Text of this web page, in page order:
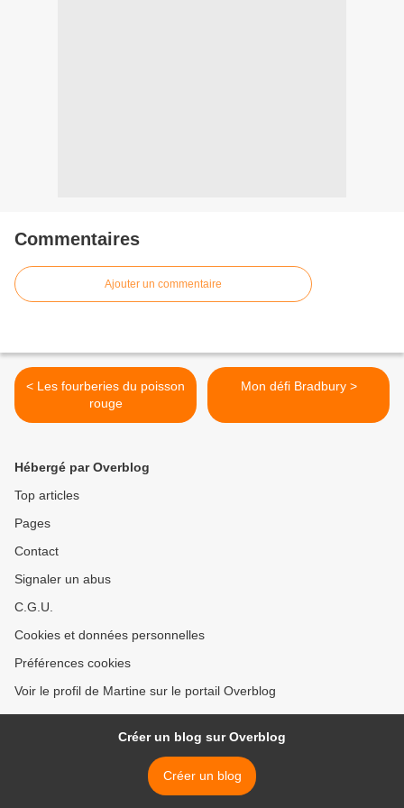
Commentaires
Ajouter un commentaire
< Les fourberies du poisson
rouge
Mon défi Bradbury >
Hébergé par Overblog
Top articles
Pages
Contact
Signaler un abus
C.G.U.
Cookies et données personnelles
Préférences cookies
Voir le profil de Martine sur le portail Overblog
Créer un blog sur Overblog
Créer un blog